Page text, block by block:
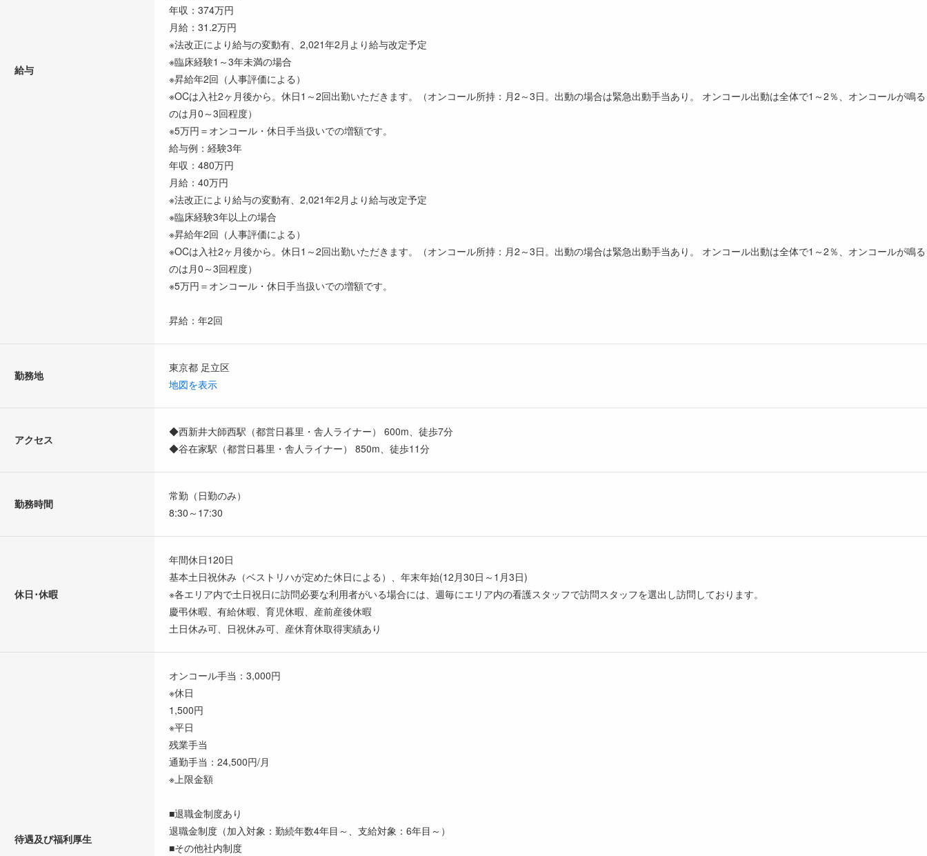
給与
年収：374万円
月給：31.2万円
※法改正により給与の変動有、2,021年2月より給与改定予定
※臨床経験1～3年未満の場合
※昇給年2回（人事評価による）
※OCは入社2ヶ月後から。休日1～2回出勤いただきます。（オンコール所持：月2～3日。出動の場合は緊急出動手当あり。 オンコール出動は全体で1～2％、オンコールが鳴る
のは月0～3回程度）
※5万円＝オンコール・休日手当扱いでの増額です。
給与例：経験3年
年収：480万円
月給：40万円
※法改正により給与の変動有、2,021年2月より給与改定予定
※臨床経験3年以上の場合
※昇給年2回（人事評価による）
※OCは入社2ヶ月後から。休日1～2回出勤いただきます。（オンコール所持：月2～3日。出動の場合は緊急出動手当あり。 オンコール出動は全体で1～2％、オンコールが鳴る
のは月0～3回程度）
※5万円＝オンコール・休日手当扱いでの増額です。
昇給：年2回
勤務地
東京都 足立区
地図を表示
アクセス
◆西新井大師西駅（都営日暮里・舎人ライナー） 600m、徒歩7分
◆谷在家駅（都営日暮里・舎人ライナー） 850m、徒歩11分
勤務時間
常勤（日勤のみ）
8:30～17:30
休日･休暇
年間休日120日
基本土日祝休み（ベストリハが定めた休日による）、年末年始(12月30日～1月3日)
※各エリア内で土日祝日に訪問必要な利用者がいる場合には、週毎にエリア内の看護スタッフで訪問スタッフを選出し訪問しております。
慶弔休暇、有給休暇、育児休暇、産前産後休暇
土日休み可、日祝休み可、産休育休取得実績あり
待遇及び福利厚生
オンコール手当：3,000円
※休日
1,500円
※平日
残業手当
通勤手当：24,500円/月
※上限金額
■退職金制度あり
退職金制度（加入対象：勤続年数4年目～、支給対象：6年目～）
■その他社内制度